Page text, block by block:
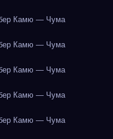
Камю — Чума
Камю — Чума
Камю — Чума
Камю — Чума
Камю — Чума